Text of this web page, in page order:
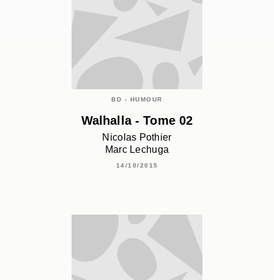
BD - HUMOUR
Walhalla - Tome 02
Nicolas Pothier
Marc Lechuga
14/10/2015